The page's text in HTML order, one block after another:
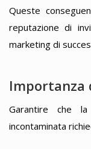
Queste
reputazione di
marketing di
Importanza
Garantire che
incontaminata